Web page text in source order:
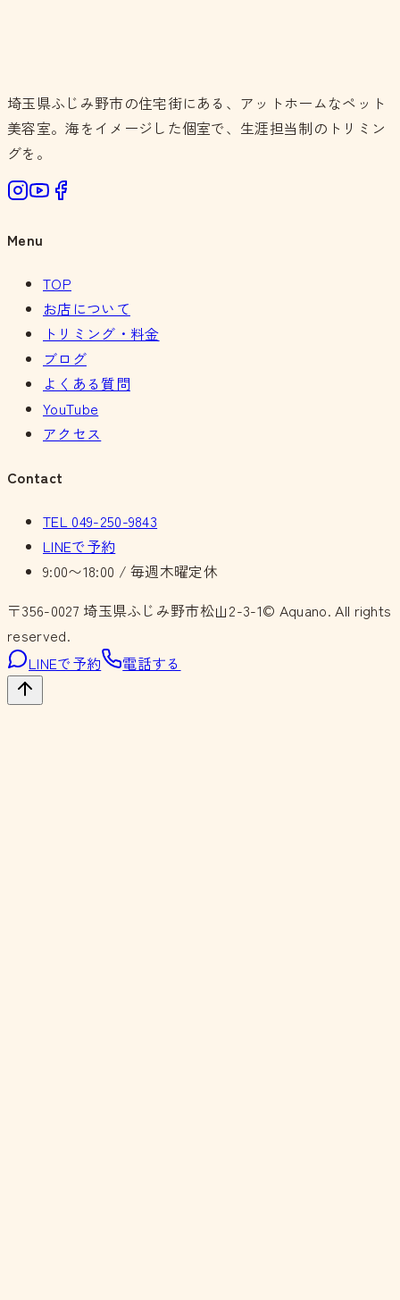
埼玉県ふじみ野市の住宅街にある、アットホームなペット
美容室。海をイメージした個室で、生涯担当制のトリミン
グを。
Menu
TOP
お店について
トリミング・料金
ブログ
よくある質問
YouTube
アクセス
Contact
TEL 049-250-9843
LINEで予約
9:00〜18:00 / 毎週木曜定休
〒356-0027 埼玉県ふじみ野市松山2-3-1© Aquano. All rights
reserved.
LINEで予約
電話する